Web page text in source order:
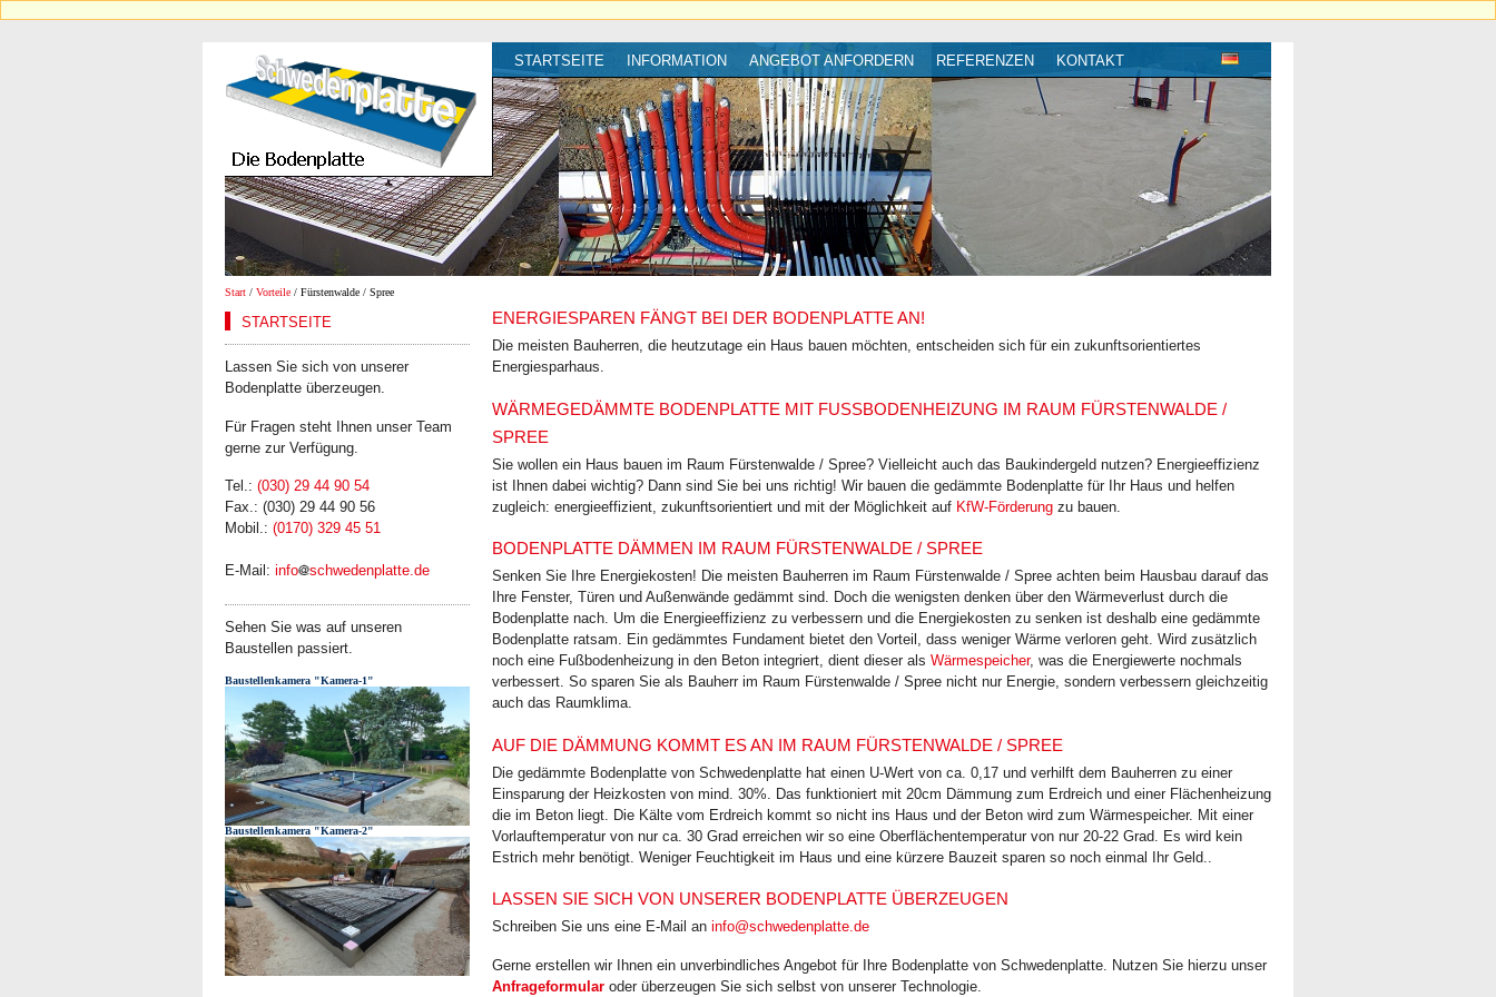
STARTSEITE INFORMATION ANGEBOT ANFORDERN REFERENZEN KONTAKT
Start / Vorteile / Fürstenwalde / Spree
STARTSEITE
Lassen Sie sich von unserer
Bodenplatte überzeugen.
Für Fragen steht Ihnen unser Team
gerne zur Verfügung.
Tel.: (030) 29 44 90 54
Fax.: (030) 29 44 90 56
Mobil.: (0170) 329 45 51
E-Mail: info schwedenplatte.de
Sehen Sie was auf unseren
Baustellen passiert.
Baustellenkamera "Kamera-1"
Baustellenkamera "Kamera-2"
ENERGIESPAREN FÄNGT BEI DER BODENPLATTE AN!
Die meisten Bauherren, die heutzutage ein Haus bauen möchten, entscheiden sich für ein zukunftsorientiertes
Energiesparhaus.
WÄRMEGEDÄMMTE BODENPLATTE MIT FUSSBODENHEIZUNG IM RAUM FÜRSTENWALDE / S
PREE
Sie wollen ein Haus bauen im Raum Fürstenwalde / Spree? Vielleicht auch das Baukindergeld nutzen? Energie­effizienz
ist Ihnen dabei wichtig? Dann sind Sie bei uns richtig! Wir bauen die gedämmte Bodenplatte für Ihr Haus und helfen
zugleich: energie­effizient, zukunfts­orientiert und mit der Möglichkeit auf KfW-Förderung zu bauen.
BODENPLATTE DÄMMEN IM RAUM FÜRSTENWALDE / SPREE
Senken Sie Ihre Energiekosten! Die meisten Bauherren im Raum Fürstenwalde / Spree achten beim Hausbau darauf das
Ihre Fenster, Türen und Außenwände gedämmt sind. Doch die wenigsten denken über den Wärmeverlust durch die
Bodenplatte nach. Um die Energieeffizienz zu verbessern und die Energiekosten zu senken ist deshalb eine gedämmte
Bodenplatte ratsam. Ein gedämmtes Fundament bietet den Vorteil, dass weniger Wärme verloren geht. Wird zusätzlich
noch eine Fußbodenheizung in den Beton integriert, dient dieser als Wärmespeicher, was die Energiewerte nochmals
verbessert. So sparen Sie als Bauherr im Raum Fürstenwalde / Spree nicht nur Energie, sondern verbessern gleichzeitig
auch das Raumklima.
AUF DIE DÄMMUNG KOMMT ES AN IM RAUM FÜRSTENWALDE / SPREE
Die gedämmte Bodenplatte von Schwedenplatte hat einen U-Wert von ca. 0,17 und verhilft dem Bauherren zu einer
Einsparung der Heizkosten von mind. 30%. Das funktioniert mit 20cm Dämmung zum Erdreich und einer Flächenheizung
die im Beton liegt. Die Kälte vom Erdreich kommt so nicht ins Haus und der Beton wird zum Wärmespeicher. Mit einer
Vorlauftemperatur von nur ca. 30 Grad erreichen wir so eine Oberflächentemperatur von nur 20-22 Grad. Es wird kein
Estrich mehr benötigt. Weniger Feuchtigkeit im Haus und eine kürzere Bauzeit sparen so noch einmal Ihr Geld..
LASSEN SIE SICH VON UNSERER BODENPLATTE ÜBERZEUGEN
Schreiben Sie uns eine E-Mail an info@schwedenplatte.de
Gerne erstellen wir Ihnen ein unverbindliches Angebot für Ihre Bodenplatte von Schwedenplatte. Nutzen Sie hierzu unser
Anfrageformular oder überzeugen Sie sich selbst von unserer Technologie.